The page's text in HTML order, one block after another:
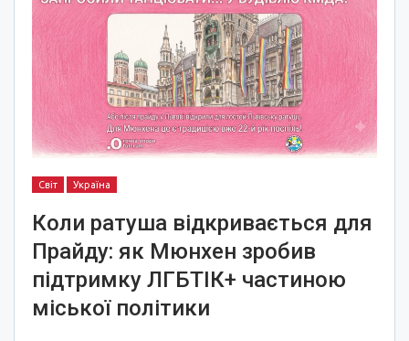
Світ Україна
Коли ратуша відкривається для
Прайду: як Мюнхен зробив
підтримку ЛГБТІК+ частиною
міської політики